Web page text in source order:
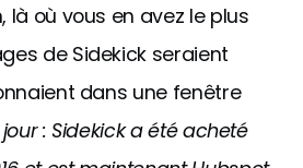
où vous en avez le plus
de Sidekick seraient
dans une fenêtre
: Sidekick a été acheté